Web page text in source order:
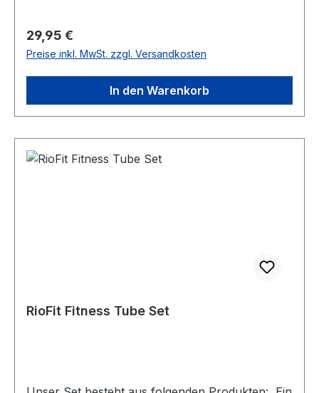
BJJ-/Judoanzugärmel An verschiedenen
Trainingsgeräten einsetzbar Leicht waschbar
Lederverstärkte Öse für die Anwendung an
Fitnessgeräten Größe: ca. 30 x 20 cm 100 %
Regulärer Preis:
29,95 €
Preise inkl. MwSt. zzgl. Versandkosten
In den Warenkorb
RioFit Fitness Tube Set